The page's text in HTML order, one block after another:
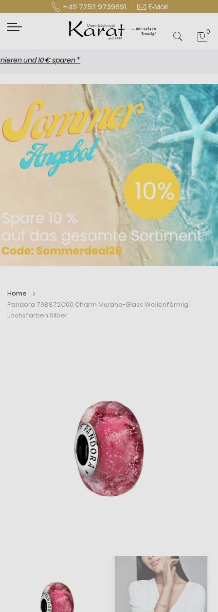
+49 7252 9739691 · E‑Mail
0
und 10 € sparen *
Home
Pandora 798872C00 Charm Murano-Glass Wellenförmig
Lachsfarben Silber